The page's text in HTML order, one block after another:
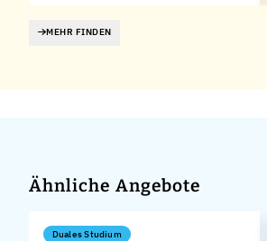
MEHR FINDEN
Ähnliche Angebote
Duales Studium